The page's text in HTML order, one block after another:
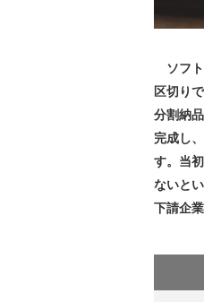
ソフ
区切り
分割納
完成し
す。当
ないと
下請企